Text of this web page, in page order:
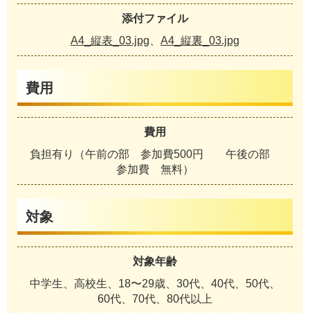
添付ファイル
A4_縦表_03.jpg
A4_縦裏_03.jpg
費用
費用
負担有り（午前の部 参加費500円 午後の部
参加費 無料）
対象
対象年齢
中学生、高校生、18〜29歳、30代、40代、50代、
60代、70代、80代以上